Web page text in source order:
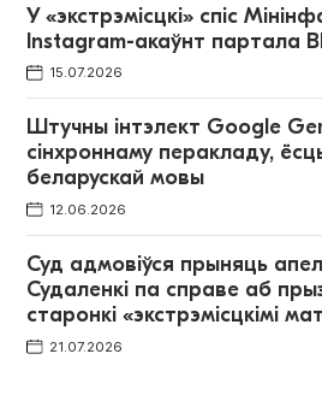
У «экстрэмісцкі» спіс
Instagram-акаўнт партала
15.07.2026
Штучны інтэлект Google
сінхроннаму перакладу,
беларускай мовы
12.06.2026
Суд адмовіўся прыняць
Судаленкі па справе аб
старонкі «экстрэмісцкімі
21.07.2026